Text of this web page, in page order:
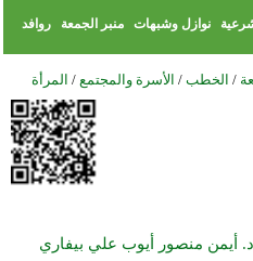
نوازل وشبهات منبر الجمعة
روافد
/ الخطب / الأسرة والمجتمع / المرأة
د. أيمن منصور أيوب علي بيفاري